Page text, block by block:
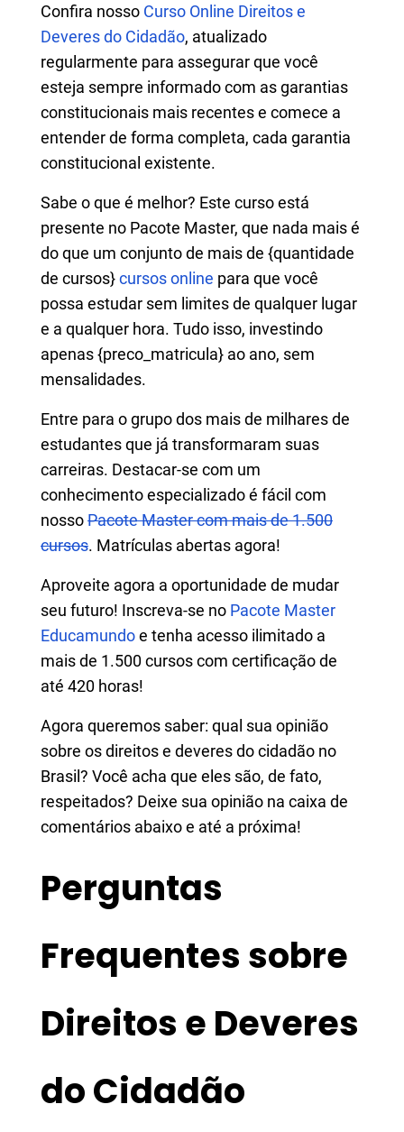
Confira nosso Curso Online Direitos e
Deveres do Cidadão, atualizado
regularmente para assegurar que você
esteja sempre informado com as garantias
constitucionais mais recentes e comece a
entender de forma completa, cada garantia
constitucional existente.
Sabe o que é melhor? Este curso está
presente no Pacote Master, que nada mais é
do que um conjunto de mais de {quantidade
de cursos}cursos online para que você
possa estudar sem limites de qualquer lugar
e a qualquer hora. Tudo isso, investindo
apenas {preco_matricula} ao ano, sem
mensalidades.
Entre para o grupo dos mais de milhares de
estudantes que já transformaram suas
carreiras. Destacar-se com um
conhecimento especializado é fácil com
nossoPacote Master com mais de 1.500
cursos. Matrículas abertas agora!
Aproveite agora a oportunidade de mudar
seu futuro! Inscreva-se no Pacote Master
Educamundoe tenha acesso ilimitado a
mais de 1.500 cursos com certificação de
até 420 horas!
Agora queremos saber: qual sua opinião
sobre os direitos e deveres do cidadão no
Brasil? Você acha que eles são, de fato,
respeitados? Deixe sua opinião na caixa de
comentários abaixo e até a próxima!
Perguntas
Frequentes sobre
Direitos e Deveres
do Cidadão